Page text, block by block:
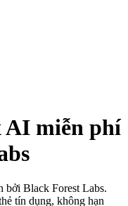
AI miễn phí
bởi Black Forest Labs.
tín dụng, không hạn